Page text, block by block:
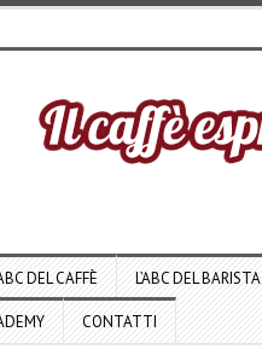
DEL CAFFÈ L’ABC DEL BARISTA
CONTATTI